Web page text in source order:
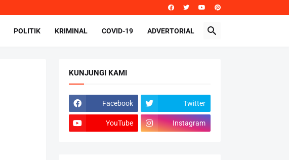
POLITIK KRIMINAL COVID-19 ADVERTORIAL
KUNJUNGI KAMI
Facebook Twitter
YouTube Instagram